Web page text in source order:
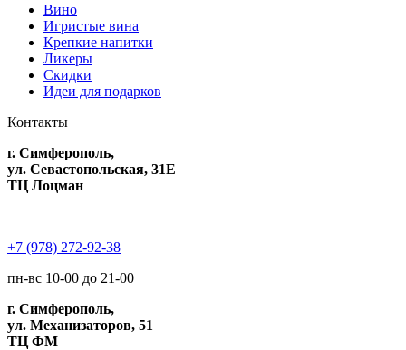
Вино
Игристые вина
Крепкие напитки
Ликеры
Скидки
Идеи для подарков
Контакты
г. Симферополь,
ул. Севастопольская, 31Е
ТЦ Лоцман
+7 (978) 272-92-38
пн-вс 10-00 до 21-00
г. Симферополь,
ул. Механизаторов, 51
ТЦ ФМ